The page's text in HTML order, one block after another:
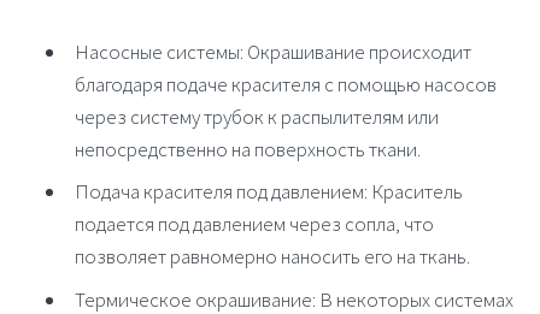
Насосные системы: Окрашивание происходит
благодаря подаче красителя с помощью насосов
через систему трубок к распылителям или
непосредственно на поверхность ткани.
Подача красителя под давлением: Краситель
подается под давлением через сопла, что
позволяет равномерно наносить его на ткань.
Термическое окрашивание: В некоторых системах